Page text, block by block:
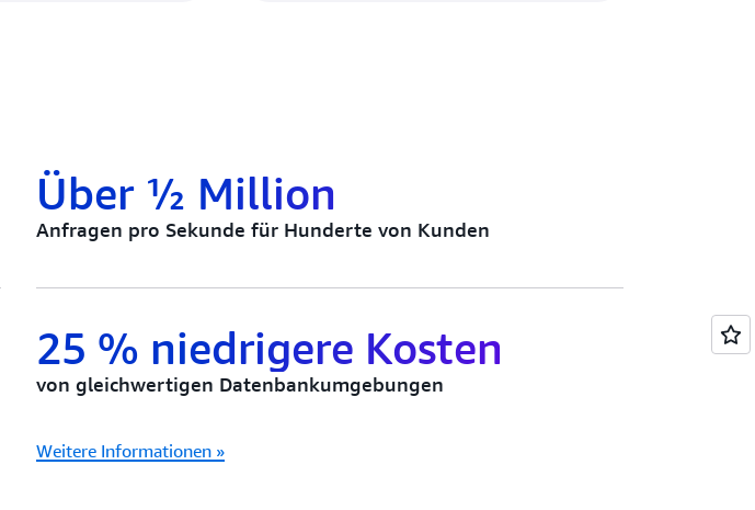
Über ½ Million
Anfragen pro Sekunde für Hunderte von Kunden
25 % niedrigere Kosten
von gleichwertigen Datenbankumgebungen
Weitere Informationen »